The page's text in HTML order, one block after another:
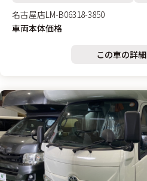
名古屋店LM-B06318-3850
車両本体価格
この車の詳